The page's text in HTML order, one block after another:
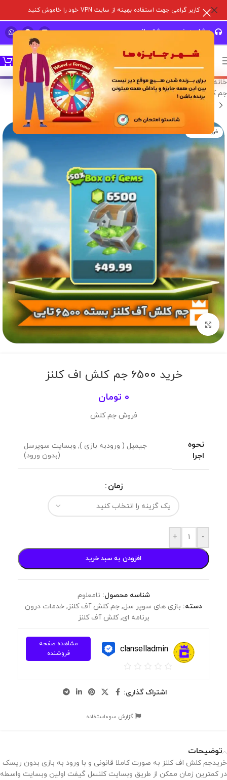
کاربر گرامی جهت استفاده بهینه از سایت VPN خود را خاموش کنید
مشاوره خرید و پشتیبانی سریع
خانه خدمات درون برنامه ای/بازی های سوپر سل/کلش آف کلنز/
جم کلش آف کلنز
فروخته شده
برای بزرگنمایی کلیک کنید
خرید 6500 جم کلش اف کلنز
0 تومان
فروش جم کلش
نحوه
اجرا
جیمیل ( ورودبه بازی ), وبسایت سوپرسل
(بدون ورود)
زمان
-
+
افزودن به سبد خرید
شناسه محصول: نامعلوم
دسته: بازی های سوپر سل, جم کلش آف کلنز, خدمات درون
برنامه ای, کلش آف کلنز
clanselladmin
مشاهده صفحه
فروشنده
اشتراک گذاری:
گزارش سوءاستفاده
توضیحات
خریدجم کلش اف کلنز به صورت کاملا قانونی و با ورود به بازی بدون ریسک
در کمترین زمان ممکن از طریق وبسایت کلنسل گیفت اولین وبسایت واسطه